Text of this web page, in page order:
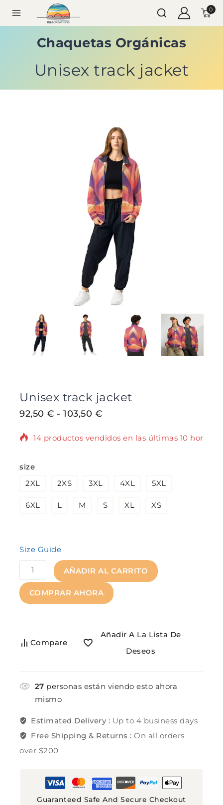
0
Chaquetas Orgánicas
Unisex track jacket
Unisex track jacket
92,50 € - 103,50 €
14 productos vendidos en las últimas 10 horas
en su carrito.
size
2XL
2XS 3XL 4XL 5XL
6XL L M S XL XS
Size Guide
AÑADIR AL CARRITO
COMPRAR AHORA
Compare
Añadir A La Lista De
Deseos
27 personas están viendo esto ahora
mismo
Estimated Delivery : Up to 4 business days
Free Shipping & Returns :On all orders
over $200
Guaranteed Safe And Secure Checkout